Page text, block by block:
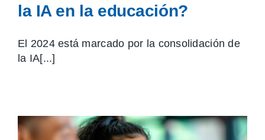
la IA en la educación?
El 2024 está marcado por la consolidación de
la IA[...]